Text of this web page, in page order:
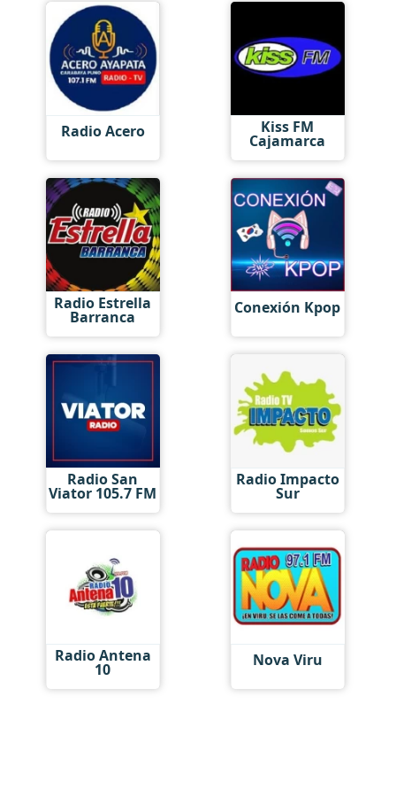
Radio Acero Kiss FM
Cajamarca
Radio Estrella
Barranca Conexión Kpop
Radio San
Viator 105.7 FM
Radio Impacto
Sur
Radio Antena
10 Nova Viru